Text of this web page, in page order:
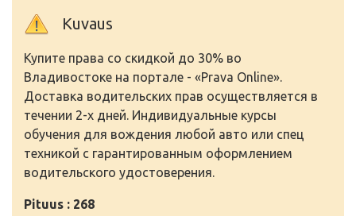
Kuvaus
Купите права со скидкой до 30% во
Владивостоке на портале - «Prava Online».
Доставка водительских прав осуществляется в
течении 2-х дней. Индивидуальные курсы
обучения для вождения любой авто или спец
техникой с гарантированным оформлением
водительского удостоверения.
Pituus : 268